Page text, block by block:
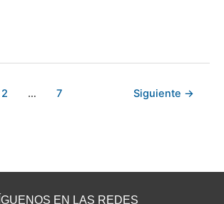
2 … 7 Siguiente →
EN LAS REDES